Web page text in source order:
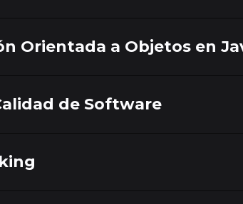
Orientada a Objetos en
de Software